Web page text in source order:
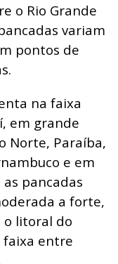
o Rio Grande
variam
pontos de
na faixa
em grande
Norte, Paraíba,
e em
as pancadas
a forte,
o litoral do
faixa entre